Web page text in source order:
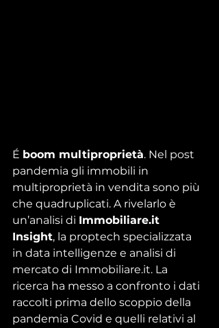
É boom multiproprietà. Nel post
pandemia gli immobili in
multiproprietà in vendita sono più
che quadruplicati. A rivelarlo è
un’analisi di Immobiliare.it
Insight, la proptech specializzata
in data intelligenze e analisi di
mercato di Immobiliare.it. La
ricerca ha messo a confronto i dati
raccolti prima dello scoppio della
pandemia Covid e quelli relativi al